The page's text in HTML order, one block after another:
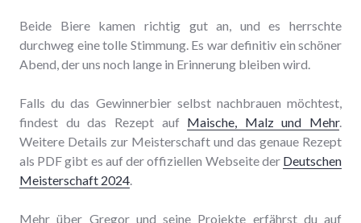
Beide Biere kamen richtig gut an, und es herrschte
durchweg eine tolle Stimmung. Es war definitiv ein schöner
Abend, der uns noch lange in Erinnerung bleiben wird.
Falls du das Gewinnerbier selbst nachbrauen möchtest,
findest du das Rezept auf Maische, Malz und Mehr.
Weitere Details zur Meisterschaft und das genaue Rezept
als PDF gibt es auf der offiziellen Webseite der Deutschen
Meisterschaft 2024.
Mehr über Gregor und seine Projekte erfährst du auf